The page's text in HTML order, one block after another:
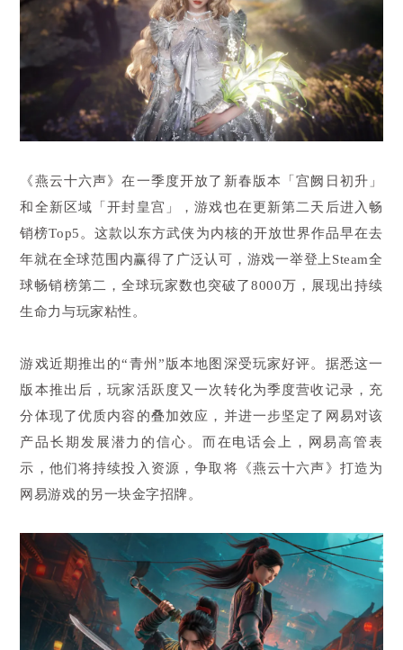
《燕云十六声》在一季度开放了新春版本「宫阙日初升」
和全新区域「开封皇宫」，游戏也在更新第二天后进入畅
销榜Top5。这款以东方武侠为内核的开放世界作品早在去
年就在全球范围内赢得了广泛认可，游戏一举登上Steam全
球畅销榜第二，全球玩家数也突破了8000万，展现出持续
生命力与玩家粘性。
游戏近期推出的“青州”版本地图深受玩家好评。据悉这一
版本推出后，玩家活跃度又一次转化为季度营收记录，充
分体现了优质内容的叠加效应，并进一步坚定了网易对该
产品长期发展潜力的信心。而在电话会上，网易高管表
示，他们将持续投入资源，争取将《燕云十六声》打造为
网易游戏的另一块金字招牌。